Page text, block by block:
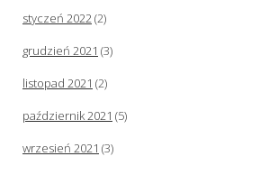
styczeń 2022(2)
grudzień 2021 (3)
listopad 2021 (2)
październik 2021 (5)
wrzesień 2021 (3)